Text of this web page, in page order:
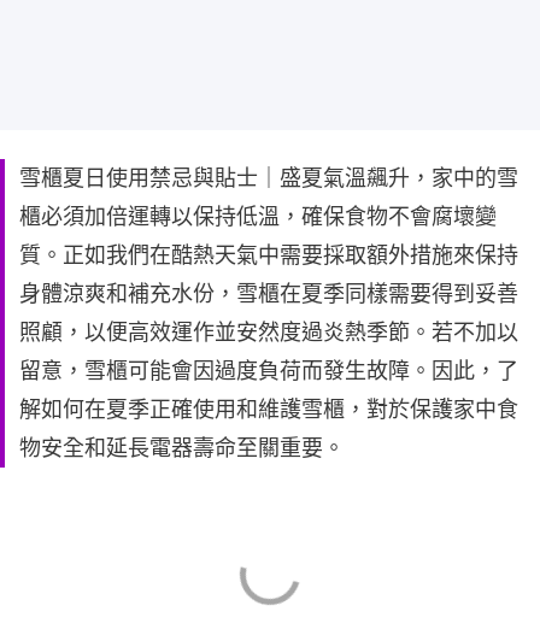
雪櫃夏日使用禁忌與貼士｜盛夏氣溫飆升，家中的雪
櫃必須加倍運轉以保持低溫，確保食物不會腐壞變
質。正如我們在酷熱天氣中需要採取額外措施來保持
身體涼爽和補充水份，雪櫃在夏季同樣需要得到妥善
照顧，以便高效運作並安然度過炎熱季節。若不加以
留意，雪櫃可能會因過度負荷而發生故障。因此，了
解如何在夏季正確使用和維護雪櫃，對於保護家中食
物安全和延長電器壽命至關重要。